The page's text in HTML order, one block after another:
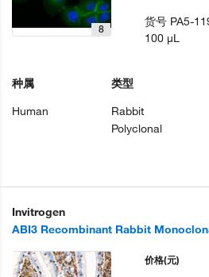
8
种属
Human
类型
Rabbit
Polyclonal
货号 PA5-
100 µL
Invitrogen
ABI3 Recombinant Rabbit
价格(元)